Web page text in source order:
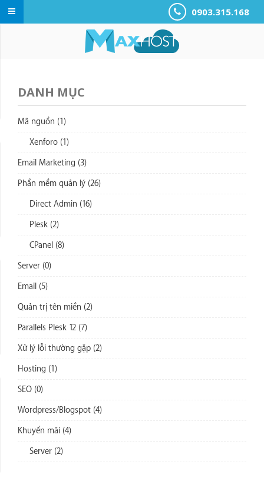
0903.315.168
DANH MỤC
Mã nguồn (1)
Xenforo (1)
Email Marketing (3)
Phần mềm quản lý (26)
Direct Admin (16)
Plesk (2)
CPanel (8)
Server (0)
Email (5)
Quản trị tên miền (2)
Parallels Plesk 12 (7)
Xử lý lỗi thường gặp (2)
Hosting (1)
SEO (0)
Wordpress/Blogspot (4)
Khuyến mãi (4)
Server (2)